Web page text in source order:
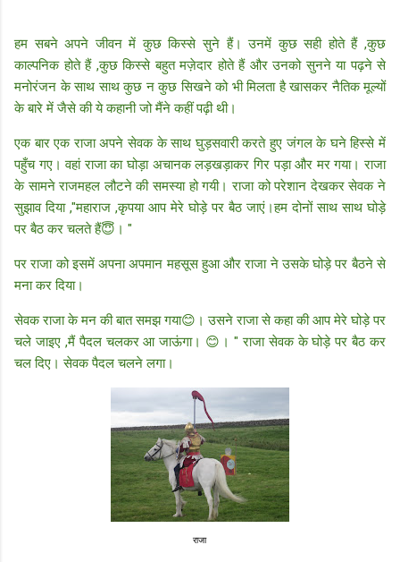
हम सबने अपने जीवन में कुछ किस्से सुने हैं। उनमें कुछ सही होते हैं ,कुछ
काल्पनिक होते हैं ,कुछ किस्से बहुत मज़ेदार होते हैं और उनको सुनने या पढ़ने से
मनोरंजन के साथ साथ कुछ न कुछ सिखने को भी मिलता है खासकर नैतिक मूल्यों
के बारे में जैसे की ये कहानी जो मैंने कहीं पढ़ी थी।
एक बार एक राजा अपने सेवक के साथ घुड़सवारी करते हुए जंगल के घने हिस्से में
पहुँच गए। वहां राजा का घोड़ा अचानक लड़खड़ाकर गिर पड़ा और मर गया। राजा
के सामने राजमहल लौटने की समस्या हो गयी। राजा को परेशान देखकर सेवक ने
सुझाव दिया ,"महाराज ,कृपया आप मेरे घोड़े पर बैठ जाएं।हम दोनों साथ साथ घोड़े
पर बैठ कर चलते हैं😇। "
पर राजा को इसमें अपना अपमान महसूस हुआ और राजा ने उसके घोड़े पर बैठने से
मना कर दिया।
सेवक राजा के मन की बात समझ गया😊। उसने राजा से कहा की आप मेरे घोड़े पर
चले जाइए ,मैं पैदल चलकर आ जाऊंगा। 😊। " राजा सेवक के घोड़े पर बैठ कर
चल दिए। सेवक पैदल चलने लगा।
राजा